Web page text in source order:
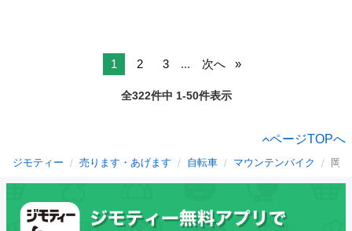
1 2 3 ... 次へ
全322件中 1-50件表示
ページTOPへ
ジモティー 売ります・あげます 自転車 マウンテンバイク 岡